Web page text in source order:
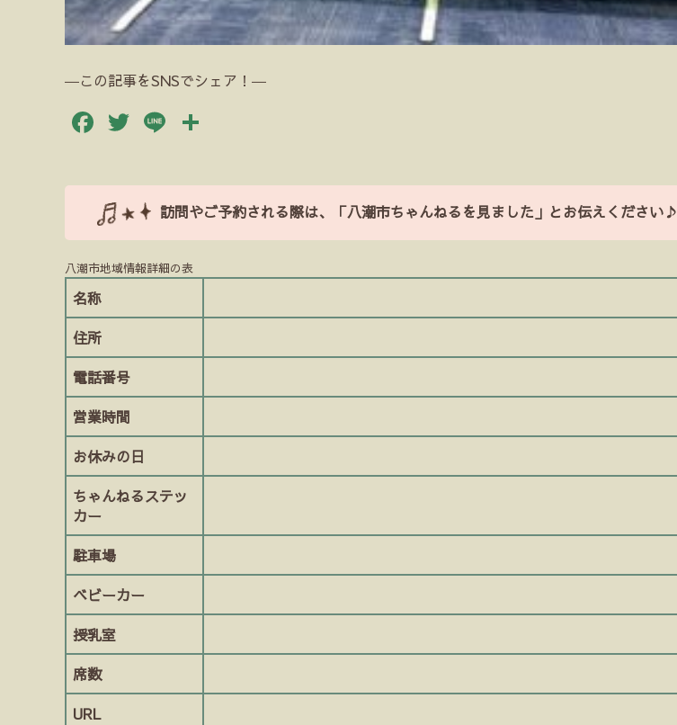
―この記事をSNSでシェア！―
Facebook
Twitter
Line
訪問やご予約される際は、「八潮市ちゃんねるを見ました」とお伝えください♪
八潮市地域情報詳細の表
名称
住所
電話番号
営業時間
お休みの日
ちゃんねるステッ
カー
駐車場
ベビーカー
授乳室
席数
URL